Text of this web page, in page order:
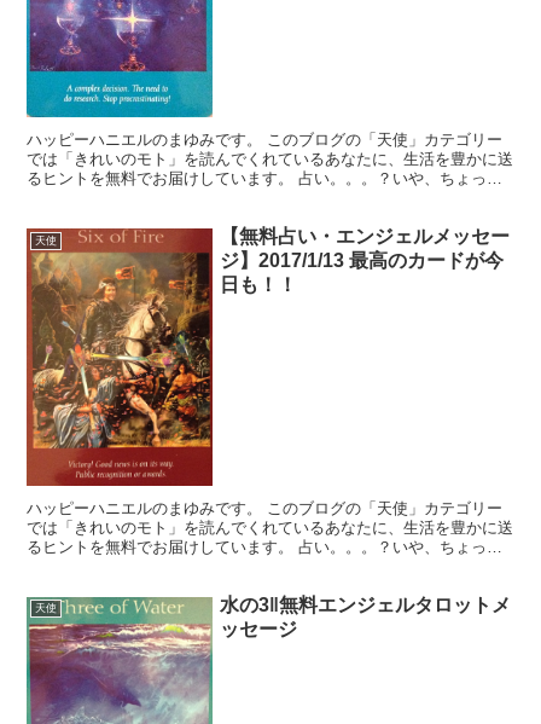
ハッピーハニエルのまゆみです。 このブログの「天使」カテゴリー
では「きれいのモト」を読んでくれているあなたに、生活を豊かに送
るヒントを無料でお届けしています。 占い。。。？いや、ちょっと
天使
【無料占い・エンジェルメッセー
ジ】2017/1/13 最高のカードが今
日も！！
ハッピーハニエルのまゆみです。 このブログの「天使」カテゴリー
では「きれいのモト」を読んでくれているあなたに、生活を豊かに送
るヒントを無料でお届けしています。 占い。。。？いや、ちょっと
天使
水の3‖無料エンジェルタロットメ
ッセージ